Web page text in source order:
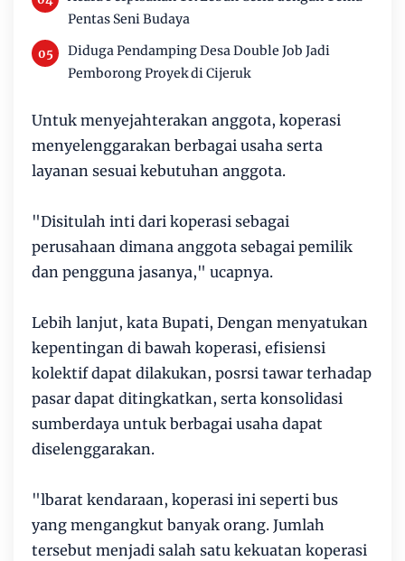
Pentas Seni Budaya
Diduga Pendamping Desa Double Job Jadi
Pemborong Proyek di Cijeruk
Untuk menyejahterakan anggota, koperasi
menyelenggarakan berbagai usaha serta
layanan sesuai kebutuhan anggota.
"Disitulah inti dari koperasi sebagai
perusahaan dimana anggota sebagai pemilik
dan pengguna jasanya," ucapnya.
Lebih lanjut, kata Bupati, Dengan menyatukan
kepentingan di bawah koperasi, efisiensi
kolektif dapat dilakukan, posrsi tawar terhadap
pasar dapat ditingkatkan, serta konsolidasi
sumberdaya untuk berbagai usaha dapat
diselenggarakan.
"lbarat kendaraan, koperasi ini seperti bus
yang mengangkut banyak orang. Jumlah
tersebut menjadi salah satu kekuatan koperasi